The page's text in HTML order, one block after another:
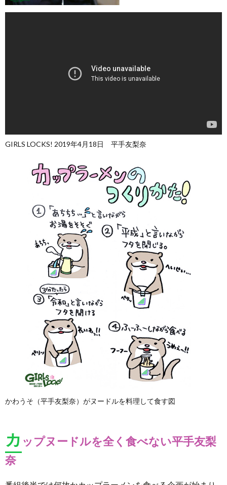
GIRLS LOCKS! 2019年4月18日 平手友梨奈
かわうそ（平手友梨奈）がヌードルを料理して食す図
カ ップヌードルを全く食べない平手友梨
奈